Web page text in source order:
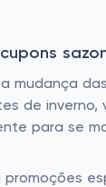
mudança
de
para se